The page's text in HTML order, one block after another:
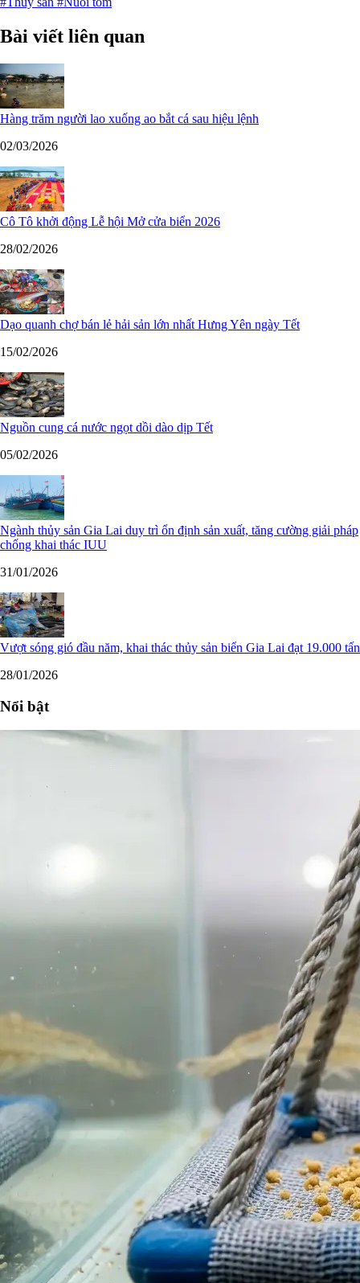
Bài viết liên quan
Hàng trăm người lao xuống ao bắt cá sau hiệu lệnh
02/03/2026
Cô Tô khởi động Lễ hội Mở cửa biển 2026
28/02/2026
Dạo quanh chợ bán lẻ hải sản lớn nhất Hưng Yên ngày Tết
15/02/2026
Nguồn cung cá nước ngọt dồi dào dịp Tết
05/02/2026
Ngành thủy sản Gia Lai duy trì ổn định sản xuất, tăng cường giải pháp
chống khai thác IUU
31/01/2026
Vượt sóng gió đầu năm, khai thác thủy sản biển Gia Lai đạt 19.000 tấn
28/01/2026
Nổi bật